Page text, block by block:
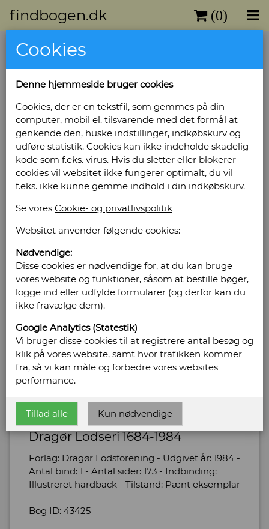
findbogen.dk (0)
Petersen, Gunvor
Dragør Lodseri 1684-1984
Forlag: Dragør Lodsforening - Udgivet år: 1984 -
Antal bind: 1 - Antal sider: 173 - Indbinding:
Illustreret hardback - Tilstand: Pænt eksemplar
-
Bog ID: 43425
Cookies
Denne hjemmeside bruger cookies
Cookies, der er en tekstfil, som gemmes på din
computer, mobil el. tilsvarende med det formål at
genkende den, huske indstillinger, indkøbskurv og
udføre statistik. Cookies kan ikke indeholde skadelig
kode som f.eks. virus. Hvis du sletter eller blokerer
cookies vil websitet ikke fungerer optimalt, du vil
f.eks. ikke kunne gemme indhold i din indkøbskurv.
Se vores Cookie- og privatlivspolitik
Websitet anvender følgende cookies:
Nødvendige:
Disse cookies er nødvendige for, at du kan bruge
vores website og funktioner, såsom at bestille bøger,
logge ind eller udfylde formularer (og derfor kan du
ikke fravælge dem).
Google Analytics (Statestik)
Vi bruger disse cookies til at registrere antal besøg og
klik på vores website, samt hvor trafikken kommer
fra, så vi kan måle og forbedre vores websites
performance.
Tillad alle Kun nødvendige